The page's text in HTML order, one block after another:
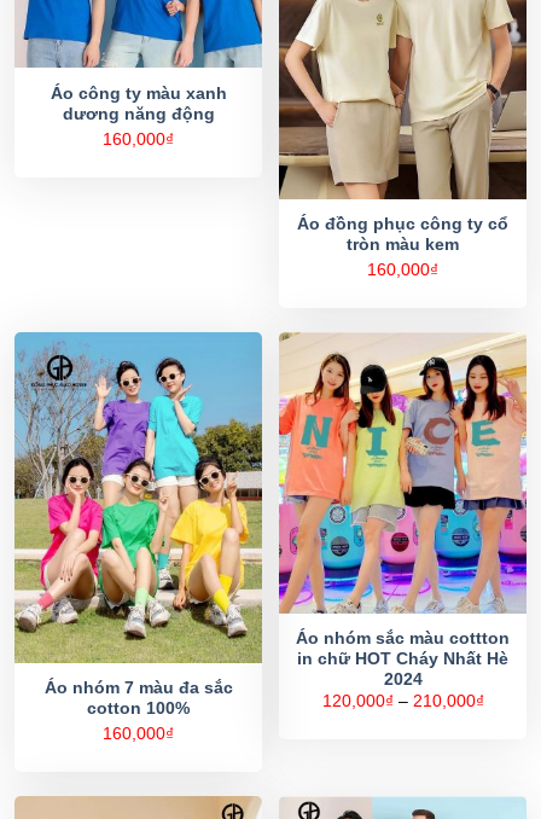
Áo công ty màu xanh
dương năng động
160,000₫
Áo đồng phục công ty cổ
tròn màu kem
160,000₫
Áo nhóm 7 màu đa sắc
cotton 100%
160,000₫
Áo nhóm sắc màu cottton
in chữ HOT Cháy Nhất Hè
2024
120,000₫ – 210,000₫Khoảng